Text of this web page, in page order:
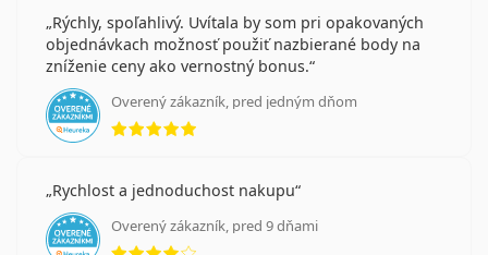
Rýchly, spoľahlivý. Uvítala by som pri opakovaných
objednávkach možnosť použiť nazbierané body na
zníženie ceny ako vernostný bonus.
Overený zákazník, pred jedným dňom
hodnotenie 5 z 5
Rychlost a jednoduchost nakupu
Overený zákazník, pred 9 dňami
hodnotenie 4 z 5